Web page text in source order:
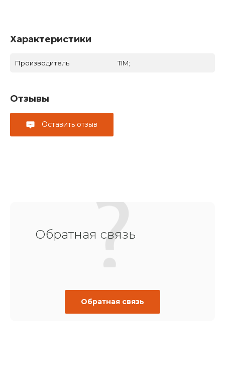
Характеристики
Производитель TIM;
Отзывы
Оставить отзыв
Обратная связь
Обратная связь